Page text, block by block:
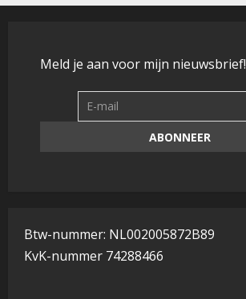
Meld je aan voor mijn nieuwsbrief!
Btw-nummer: NL002005872B89
KvK-nummer 74288466